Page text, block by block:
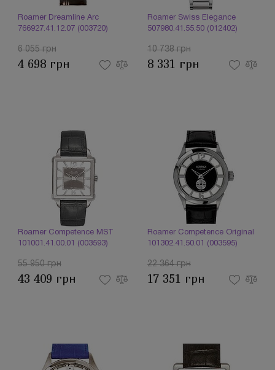
Roamer Dreamline Arc
766927.41.12.07 (003720)
6 055 грн
4 698 грн
Roamer Swiss Elegance
507980.41.55.50 (012402)
10 738 грн
8 331 грн
Roamer Competence MST
101001.41.00.01 (003593)
55 950 грн
43 409 грн
Roamer Competence Original
101302.41.50.01 (003595)
22 364 грн
17 351 грн